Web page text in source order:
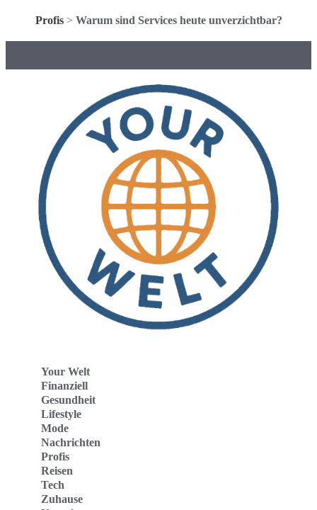
Profis> Warum sind Services heute unverzichtbar?
Your Welt
Finanziell
Gesundheit
Lifestyle
Mode
Nachrichten
Profis
Reisen
Tech
Zuhause